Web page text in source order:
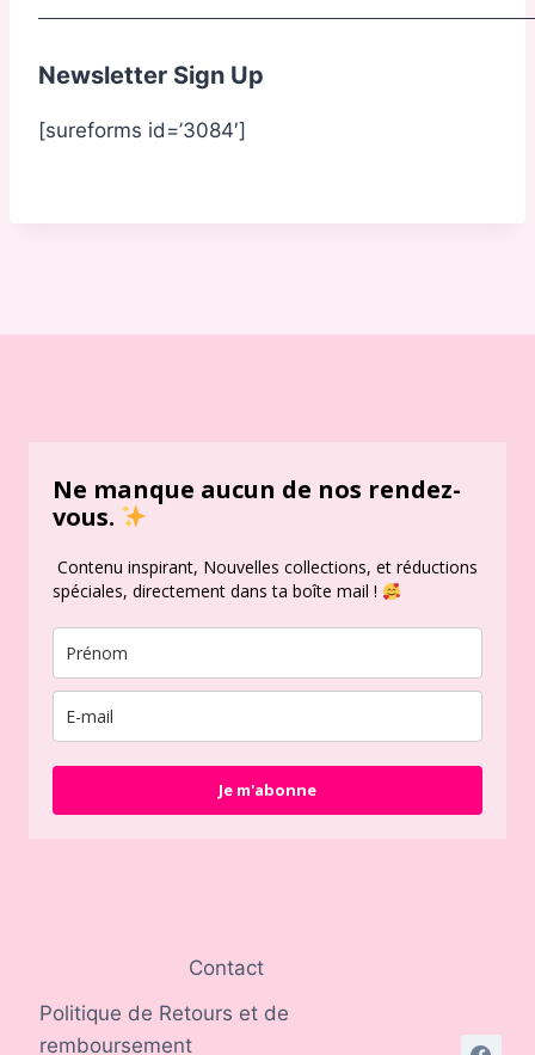
Newsletter Sign Up
[sureforms id=’3084′]
Ne manque aucun de nos rendez-
vous.
Contenu inspirant, Nouvelles collections, et réductions
spéciales, directement dans ta boîte mail !
Je m'abonne
Contact
Politique de Retours et de
remboursement